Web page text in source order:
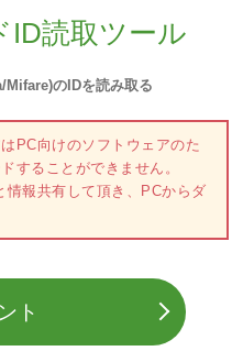
ID読取ツール
Mifare)のIDを読み取る
PC向けのソフトウェアのた
することができません。
報共有して頂き、PCからダ
ト